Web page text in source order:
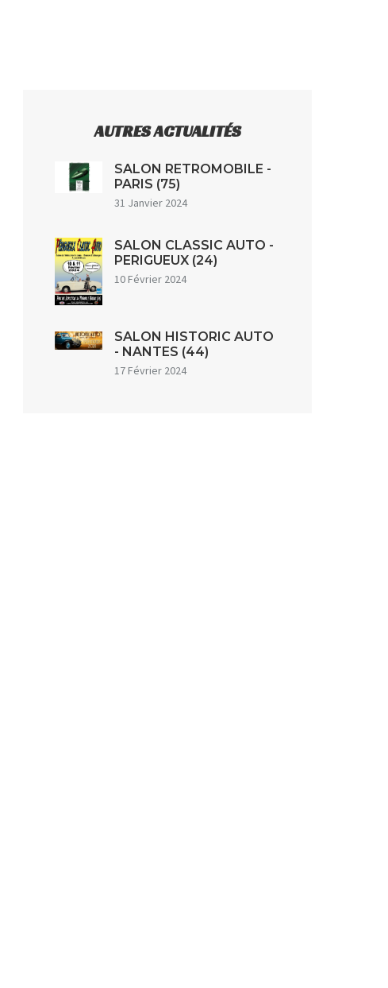
AUTRES ACTUALITÉS
SALON RETROMOBILE -
PARIS (75)
31 Janvier 2024
SALON CLASSIC AUTO -
PERIGUEUX (24)
10 Février 2024
SALON HISTORIC AUTO
- NANTES (44)
17 Février 2024